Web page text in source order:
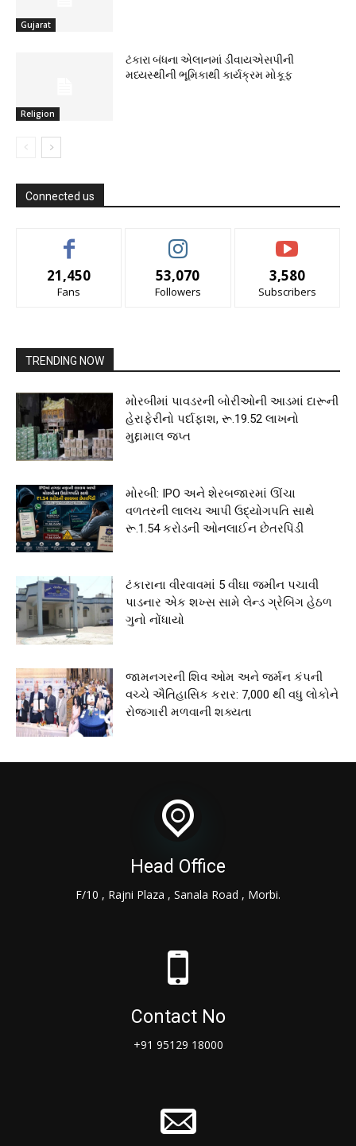
Gujarat
Religion
ટંકારા બંધના એલાનમાં ડીવાયએસપીની
મધ્યસ્થીની ભૂમિકાથી કાર્યક્રમ મોકૂફ
Connected us
21,450
Fans
53,070
Followers
3,580
Subscribers
TRENDING NOW
મોરબીમાં પાવડરની બોરીઓની આડમાં દારૂની
હેરાફેરીનો પર્દાફાશ, રૂ.19.52 લાખનો
મુદ્દામાલ જપ્ત
મોરબી: IPO અને શેરબજારમાં ઊંચા
વળતરની લાલચ આપી ઉદ્યોગપતિ સાથે
રૂ.1.54 કરોડની ઓનલાઈન છેતરપિંડી
ટંકારાના વીરવાવમાં 5 વીઘા જમીન પચાવી
પાડનાર એક શખ્સ સામે લેન્ડ ગ્રેબિંગ હેઠળ
ગુનો નોંધાયો
જામનગરની શિવ ઓમ અને જર્મન કંપની
વચ્ચે ઐતિહાસિક કરાર: 7,000 થી વધુ લોકોને
રોજગારી મળવાની શક્યતા
Head Office
F/10 , Rajni Plaza , Sanala Road , Morbi.
Contact No
+91 95129 18000